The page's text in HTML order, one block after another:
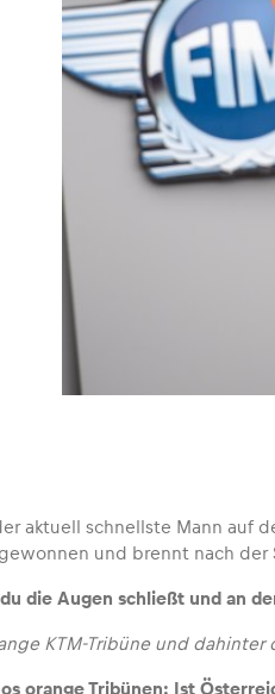
aktuell schnellste Mann auf
und brennt nach der
die Augen schließt und an
KTM-Tribüne und dahinter
orange Tribünen: Ist